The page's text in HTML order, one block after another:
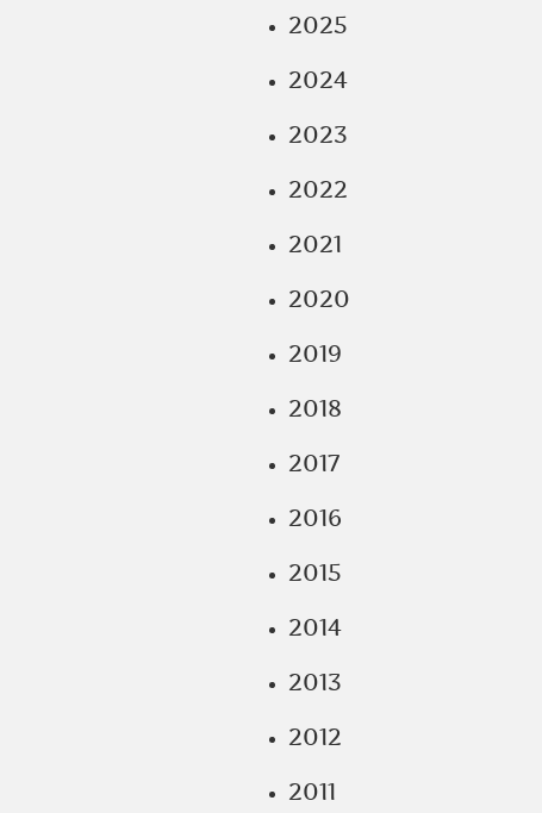
2025
2024
2023
2022
2021
2020
2019
2018
2017
2016
2015
2014
2013
2012
2011